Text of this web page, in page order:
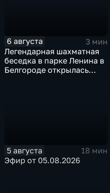
6 августа
3 мин
Легендарная шахматная
беседка в парке Ленина в
Белгороде открылась
5 августа
18 мин
Эфир от 05.08.2026